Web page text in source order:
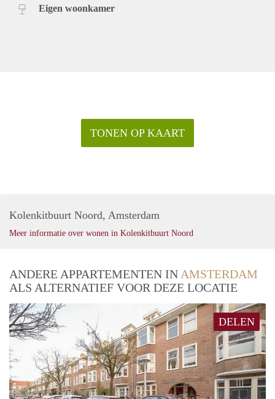
Eigen woonkamer
TONEN OP KAART
Kolenkitbuurt Noord, Amsterdam
Meer informatie over wonen in Kolenkitbuurt Noord
ANDERE APPARTEMENTEN IN AMSTERDAM
ALS ALTERNATIEF VOOR DEZE LOCATIE
DELEN